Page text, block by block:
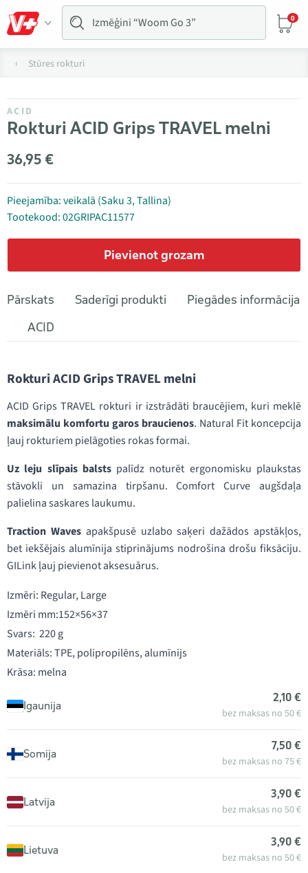
0
Stūres rokturi
ACID
Rokturi ACID Grips TRAVEL melni
36,95 €
Pieejamība: veikalā (Saku 3, Tallina)
Tootekood: 02GRIPAC11577
Pievienot grozam
Pārskats Saderīgi produkti
Piegādes informācija
ACID
Rokturi ACID Grips TRAVEL melni
ACID Grips TRAVEL rokturi ir izstrādāti braucējiem, kuri meklē
maksimālu komfortu garos braucienos. Natural Fit koncepcija
ļauj rokturiem pielāgoties rokas formai.
Uz leju slīpais balstspalīdz noturēt ergonomisku plaukstas
stāvokli un samazina tirpšanu. Comfort Curve augšdaļa
palielina saskares laukumu.
Traction Wavesapakšpusē uzlabo saķeri dažādos apstākļos,
bet iekšējais alumīnija stiprinājums nodrošina drošu fiksāciju.
GILink ļauj pievienot aksesuārus.
Izmēri: Regular, Large
Izmēri mm:152×56×37
Svars: 220 g
Materiāls: TPE, polipropilēns, alumīnijs
Krāsa: melna
Igaunija
2,10 €
bez maksas no 50 €
Somija
7,50 €
bez maksas no 75 €
Latvija
3,90 €
bez maksas no 50 €
Lietuva
3,90 €
bez maksas no 50 €